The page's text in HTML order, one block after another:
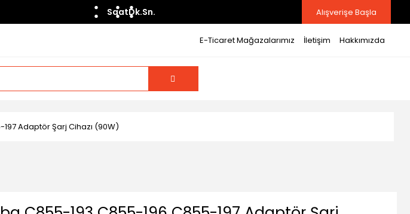
SaatDk.Sn. Alışverişe Başla
E-Ticaret Mağazalarımız İletişim Hakkımızda
Adaptör Şarj Cihazı (90W)